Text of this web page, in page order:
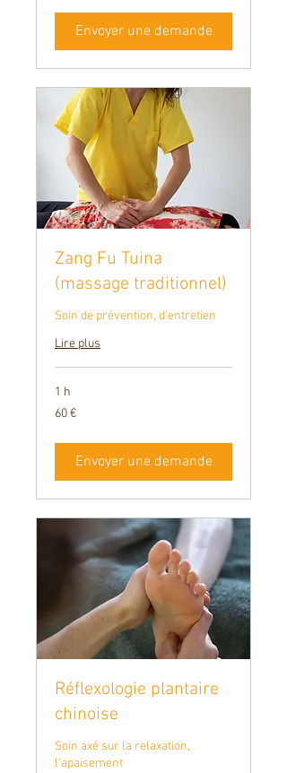
Envoyer une demande
Zang Fu Tuina
(massage traditionnel)
Soin de prévention, d'entretien
Lire plus
1 h
60
euros
60 €
Envoyer une demande
Réflexologie plantaire
chinoise
Soin axé sur la relaxation,
l'apaisement